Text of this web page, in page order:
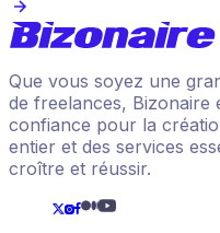
Que vous soyez une
de freelances, Bizonaire
confiance pour la
entier et des services
croître et réussir.